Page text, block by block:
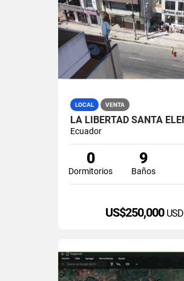
LOCAL VENTA
Ecuador
0
Dormitorios
9
Baños
US$250,000 USD